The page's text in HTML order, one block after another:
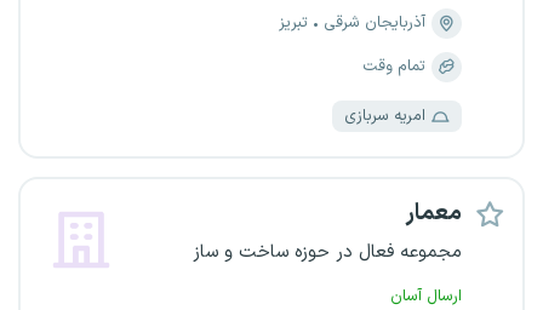
آذربایجان شرقی
تبریز
تمام وقت
امریه سربازی
معمار
مجموعه فعال در حوزه ساخت و ساز
ارسال آسان